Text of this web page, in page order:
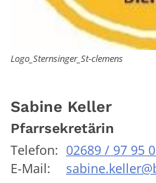
Logo_Sternsinger_St-clemens
Sabine Keller
Pfarrsekretärin
Telefon: 02689 / 97 95
E-Mail: